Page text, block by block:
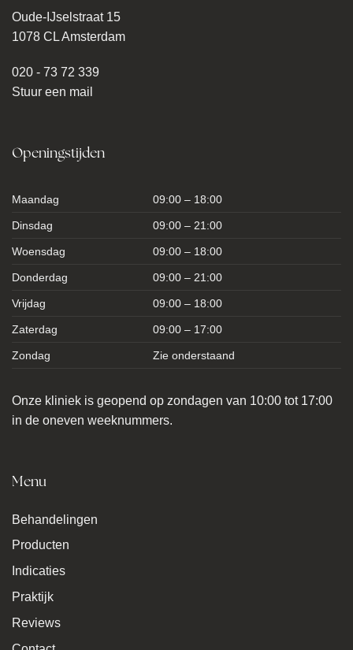
Oude-IJselstraat 15
1078 CL Amsterdam
020 - 73 72 339
Stuur een mail
Openingstijden
Maandag 09:00 – 18:00
Dinsdag 09:00 – 21:00
Woensdag 09:00 – 18:00
Donderdag 09:00 – 21:00
Vrijdag 09:00 – 18:00
Zaterdag 09:00 – 17:00
Zondag Zie onderstaand
Onze kliniek is geopend op zondagen van 10:00 tot 17:00
in de oneven weeknummers.
Menu
Behandelingen
Producten
Indicaties
Praktijk
Reviews